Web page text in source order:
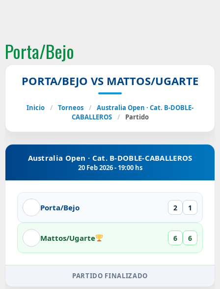
Porta/Bejo
PORTA/BEJO VS MATTOS/UGARTE
Inicio / Torneos /
Australia Open · Cat. B-DOBLE-
CABALLEROS
/ Partido
Australia Open · Cat. B-DOBLE-CABALLEROS
20 Feb 2026 - 19:00 hs
Porta/Bejo 2 1
Mattos/Ugarte 6 6
PARTIDO FINALIZADO